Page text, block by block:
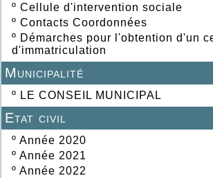
º Cellule d'intervention sociale
º Contacts Coordonnées
º Démarches pour l'obtention d'un
d'immatriculation
Municipalité
º LE CONSEIL MUNICIPAL
Etat civil
º Année 2020
º Année 2021
º Année 2022